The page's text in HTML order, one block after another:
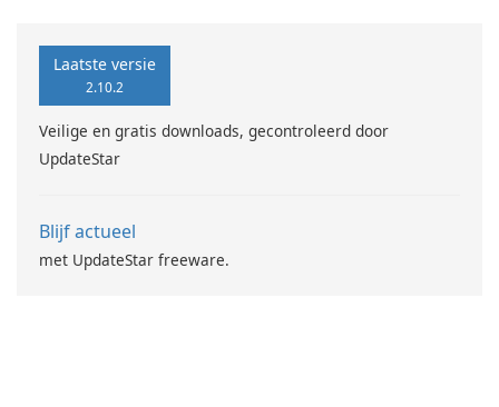
Laatste versie
2.10.2
Veilige en gratis downloads, gecontroleerd door
UpdateStar
Blijf actueel
met UpdateStar freeware.